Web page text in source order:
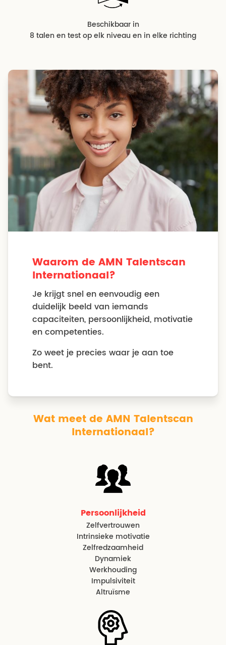
Beschikbaar in
8 talen en test op elk niveau en in elke richting
Waarom de AMN Talentscan
Internationaal?
Je krijgt snel en eenvoudig een
duidelijk beeld van iemands
capaciteiten, persoonlijkheid, motivatie
en competenties.
Zo weet je precies waar je aan toe
bent.
Wat meet de AMN Talentscan
Internationaal?
Persoonlijkheid
Zelfvertrouwen
Intrinsieke motivatie
Zelfredzaamheid
Dynamiek
Werkhouding
Impulsiviteit
Altruïsme